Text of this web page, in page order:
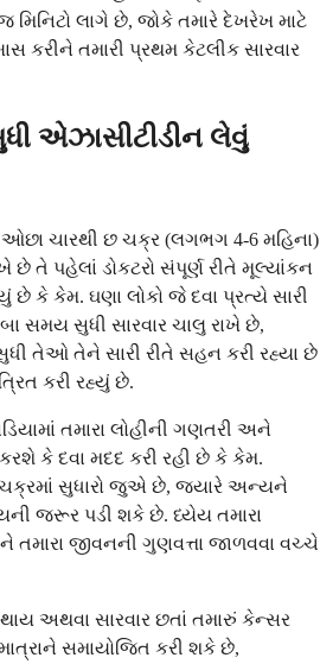
લાગે છે, જોકે તમારે દેખરેખ માટે
કરીને તમારી પ્રથમ કેટલીક સારવાર
એઝાસીટીડીન લેવું
ઓછા ચારથી છ ચક્ર (લગભગ 4-6 મહિના)
છે તે પહેલાં ડોકટરો સંપૂર્ણ રીતે મૂલ્યાંકન
છે કે કેમ. ઘણા લોકો જે દવા પ્રત્યે સારી
સમય સુધી સારવાર ચાલુ રાખે છે,
તેઓ તેને સારી રીતે સહન કરી રહ્યા છે
કરી રહ્યું છે.
તમારા લોહીની ગણતરી અને
કે દવા મદદ કરી રહી છે કે કેમ.
ચક્રમાં સુધારો જુએ છે, જ્યારે અન્યને
જરૂર પડી શકે છે. ધ્યેય તમારા
તમારા જીવનની ગુણવત્તા જાળવવા વચ્ચે
અથવા સારવાર છતાં તમારું કેન્સર
માત્રાને સમાયોજિત કરી શકે છે,